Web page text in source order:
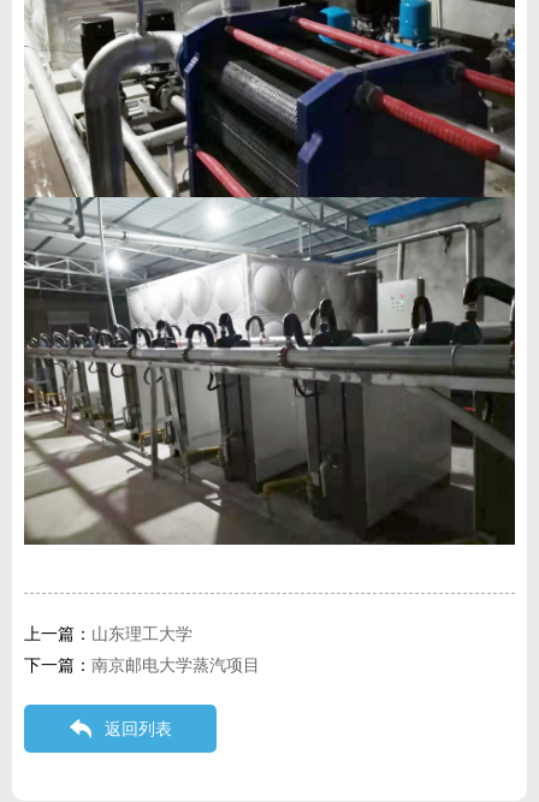
上一篇： 山东理工大学
下一篇： 南京邮电大学蒸汽项目
返回列表